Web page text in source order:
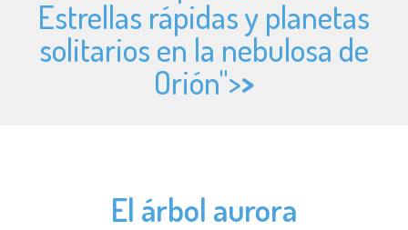
Estrellas rápidas y planetas
solitarios en la nebulosa de
Orión">>
El árbol aurora